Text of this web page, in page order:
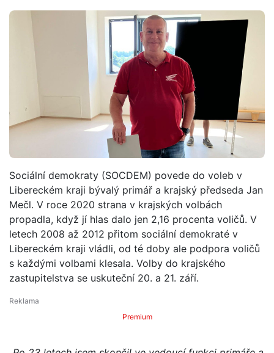
Sociální demokraty (SOCDEM) povede do voleb v
Libereckém kraji bývalý primář a krajský předseda Jan
Mečl. V roce 2020 strana v krajských volbách
propadla, když jí hlas dalo jen 2,16 procenta voličů. V
letech 2008 až 2012 přitom sociální demokraté v
Libereckém kraji vládli, od té doby ale podpora voličů
s každými volbami klesala. Volby do krajského
zastupitelstva se uskuteční 20. a 21. září.
Premium